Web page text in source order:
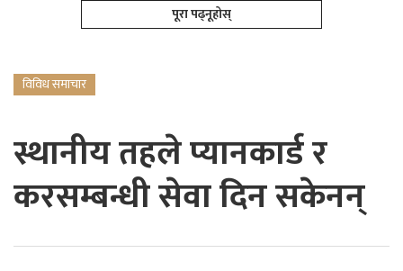
पूरा पढ्नूहोस्
विविध समाचार
स्थानीय तहले प्यानकार्ड र
करसम्बन्धी सेवा दिन सकेनन्